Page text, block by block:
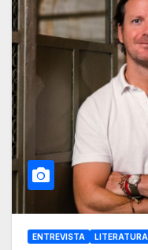
ENTREVISTA LITERATURA